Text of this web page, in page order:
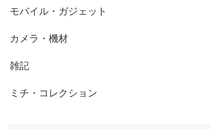
モバイル・ガジェット
カメラ・機材
雑記
ミチ・コレクション